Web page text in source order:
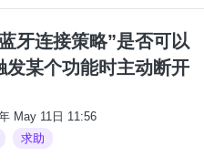
牙连接策略”是否可以
发某个功能时主动断开
May 11日 11:56
求助